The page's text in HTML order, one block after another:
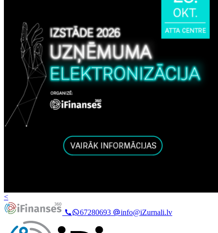
<
67280693
info@iZurnali.lv